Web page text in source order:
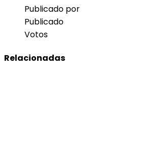
Publicado por
Publicado
Votos
Relacionadas